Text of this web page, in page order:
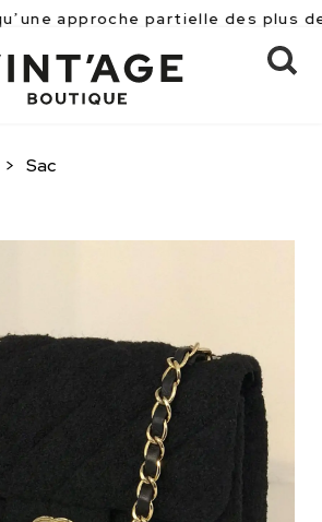
partielle des plus de 2500
> Sac